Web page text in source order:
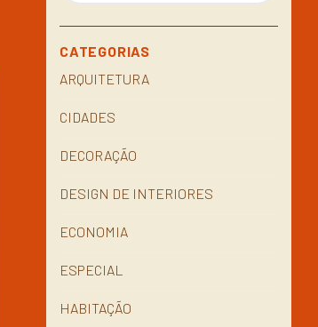
CATEGORIAS
ARQUITETURA
CIDADES
DECORAÇÃO
DESIGN DE INTERIORES
ECONOMIA
ESPECIAL
HABITAÇÃO